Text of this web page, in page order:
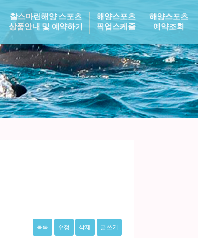
찰스마린해양 스포츠
상품안내 및 예약하기
해양스포츠
픽업스케줄
해양스포츠
예약조회
목록 수정 삭제 글쓰기